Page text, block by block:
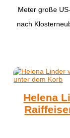
Meter große
nach
Helena